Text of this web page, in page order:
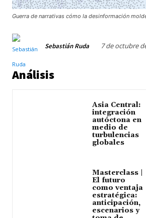
Guerra de narrativas cómo la desinformación
Sebastián Ruda 7 de octubre
Análisis
Asia Central:
integración
autóctona en
medio de
turbulencias
globales
Masterclass |
El futuro
como ventaja
estratégica:
anticipación,
escenarios y